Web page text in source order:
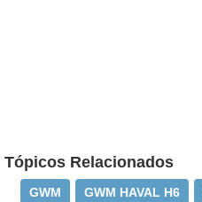
Tópicos Relacionados
GWM GWM HAVAL H6